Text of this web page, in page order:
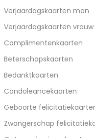
Verjaardagskaarten man
Verjaardagskaarten vrouw
Complimentenkaarten
Beterschapskaarten
Bedanktkaarten
Condoleancekaarten
Geboorte
Zwangerschap